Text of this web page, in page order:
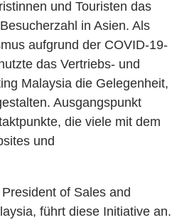
und Touristen das
in Asien. Als
aufgrund der COVID-19-
das Vertriebs- und
Malaysia die Gelegenheit,
Ausgangspunkt
die viele mit dem
und
of Sales and
führt diese Initiative an.